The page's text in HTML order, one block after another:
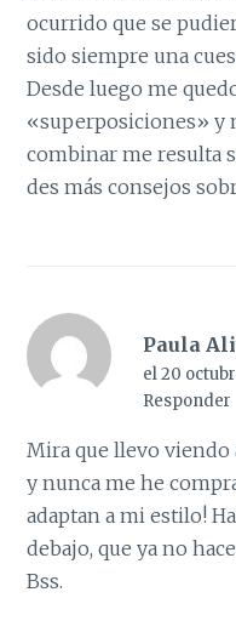
ocurrido que se
sido siempre una
Desde luego me
«superposiciones» y
combinar me resulta
des más consejos
Paula
el 20
Responder
Mira que llevo viendo
y nunca me he
adaptan a mi estilo!
debajo, que ya no
Bss.